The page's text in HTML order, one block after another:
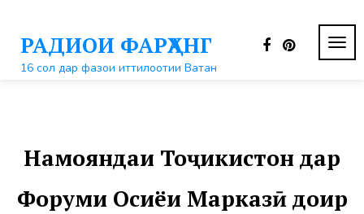
контентуРАДИОИ ФАРҲАНГ
16 сол дар фазои иттилоотии Ватан
Намояндаи Тоҷикистон дар
Форуми Осиёи Марказӣ доир